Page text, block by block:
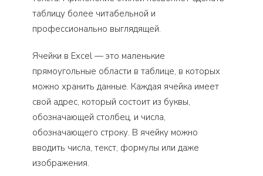
таблицу более читабельной и
профессионально выглядящей.
Ячейки в Excel — это маленькие
прямоугольные области в таблице, в которых
можно хранить данные. Каждая ячейка имеет
свой адрес, который состоит из буквы,
обозначающей столбец, и числа,
обозначающего строку. В ячейку можно
вводить числа, текст, формулы или даже
изображения.